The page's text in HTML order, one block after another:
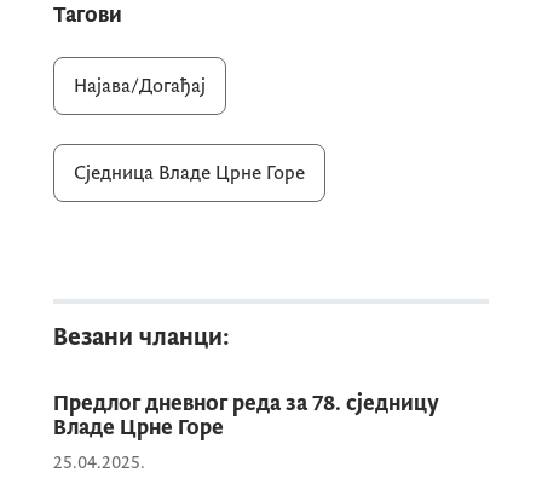
Тагови
Најава/Догађај
Сједница Владе Црне Горе
Везани чланци:
Предлог дневног реда за 78. сједницу
Владе Црне Горе
25.04.2025.